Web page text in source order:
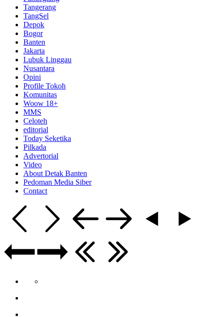
Tangerang
TangSel
Depok
Bogor
Banten
Jakarta
Lubuk Linggau
Nusantara
Opini
Profile Tokoh
Komunitas
Woow 18+
MMS
Celoteh
editorial
Today Seketika
Pilkada
Advertorial
Video
About Detak Banten
Pedoman Media Siber
Contact